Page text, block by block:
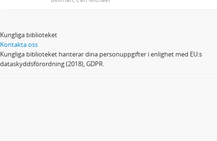
Kungliga biblioteket
Kontakta oss
Kungliga biblioteket hanterar dina personuppgifter i enlighet med EU:s
dataskyddsförordning (2018), GDPR.